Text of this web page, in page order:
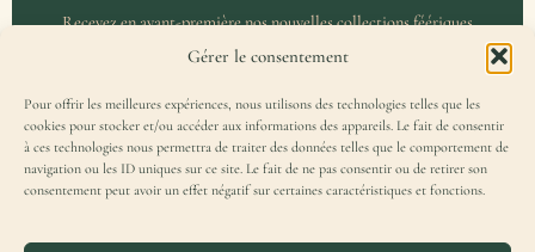
Gérer le consentement
Pour offrir les meilleures expériences, nous utilisons des technologies telles que les
cookies pour stocker et/ou accéder aux informations des appareils. Le fait de consentir
à ces technologies nous permettra de traiter des données telles que le comportement de
navigation ou les ID uniques sur ce site. Le fait de ne pas consentir ou de retirer son
consentement peut avoir un effet négatif sur certaines caractéristiques et fonctions.
Recevez en avant-première nos nouvelles collections féériques
et un accès privilégié aux coulisses de l'atelier.
J'accepte de recevoir la Missive Magique et j'ai lu lapolitique de